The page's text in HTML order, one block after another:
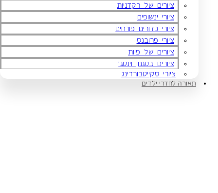
ציורים של רקדניות
ציורי ינשופים
ציורי כדורים פורחים
ציורי פרובנס
ציורים של פיות
ציורים בסגנון וינטג'
ציורי סקייטבורדינג
תאורה לחדרי ילדים